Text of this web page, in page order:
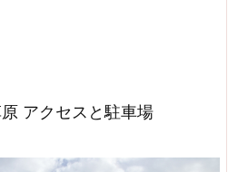
アクセスと駐車場